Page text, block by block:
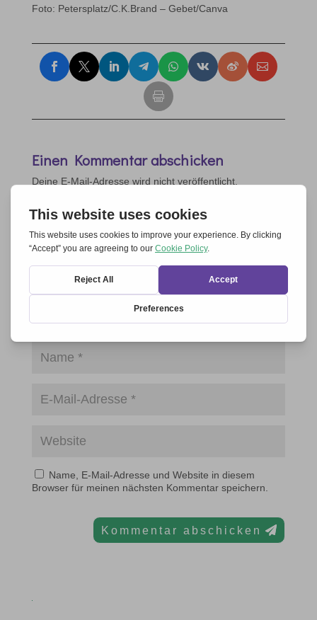
Foto: Petersplatz/C.K.Brand – Gebet/Canva
Einen Kommentar abschicken
Deine E-Mail-Adresse wird nicht veröffentlicht.
Name, E-Mail-Adresse und Website in diesem
Browser für meinen nächsten Kommentar speichern.
Kommentar abschicken